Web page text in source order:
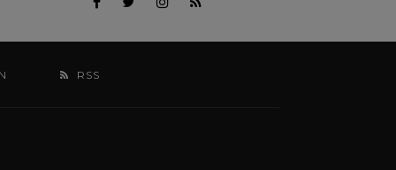
RSS